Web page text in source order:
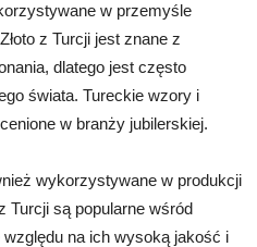
w przemyśle
z Turcji jest znane z
dlatego jest często
świata. Tureckie wzory i
w branży jubilerskiej.
wykorzystywane w produkcji
Turcji są popularne wśród
na ich wysoką jakość i